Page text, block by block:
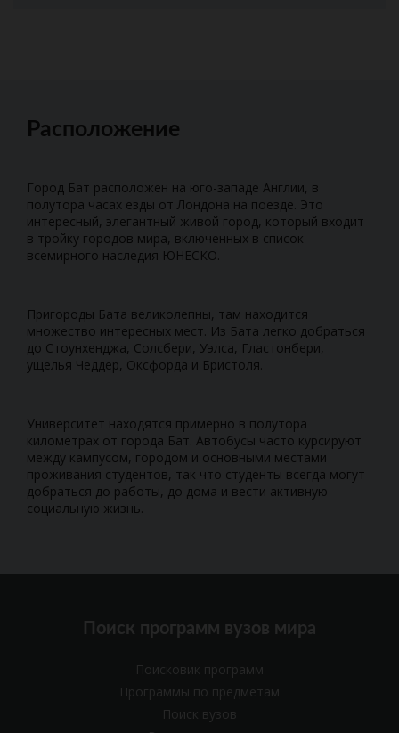
Расположение
Город Бат расположен на юго-западе Англии, в
полутора часах езды от Лондона на поезде. Это
интересный, элегантный живой город, который входит
в тройку городов мира, включенных в список
всемирного наследия ЮНЕСКО.
Пригороды Бата великолепны, там находится
множество интересных мест. Из Бата легко добраться
до Стоунхенджа, Солсбери, Уэлса, Гластонбери,
ущелья Чеддер, Оксфорда и Бристоля.
Университет находятся примерно в полутора
километрах от города Бат. Автобусы часто курсируют
между кампусом, городом и основными местами
проживания студентов, так что студенты всегда могут
добраться до работы, до дома и вести активную
социальную жизнь.
Поиск программ вузов мира
Поисковик программ
Программы по предметам
Поиск вузов